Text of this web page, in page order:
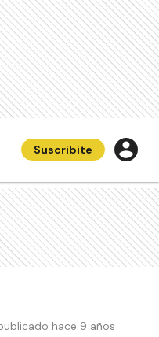
Suscribite
hace 9 años